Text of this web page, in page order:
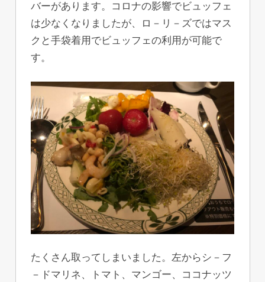
バーがあります。コロナの影響でビュッフェ
は少なくなりましたが、ロ－リ－ズではマス
クと手袋着用でビュッフェの利用が可能で
す。
たくさん取ってしまいました。左からシ－フ
－ドマリネ、トマト、マンゴー、ココナッツ